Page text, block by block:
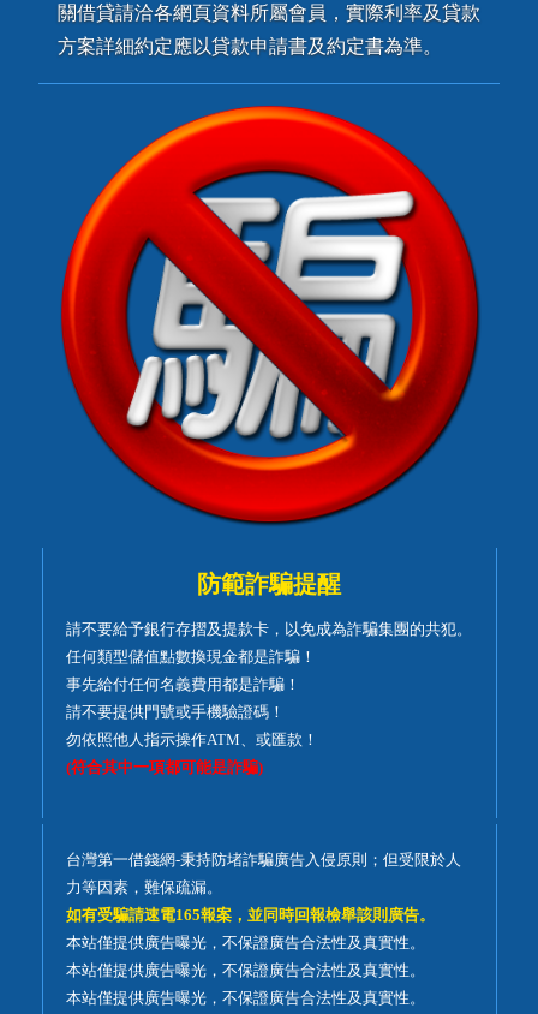
關借貸請洽各網頁資料所屬會員，實際利率及貸款
方案詳細約定應以貸款申請書及約定書為準。
防範詐騙提醒
請不要給予銀行存摺及提款卡，以免成為詐騙集團的共犯。
任何類型儲值點數換現金都是詐騙！
事先給付任何名義費用都是詐騙！
請不要提供門號或手機驗證碼！
勿依照他人指示操作ATM、或匯款！
(符合其中一項都可能是詐騙)
台灣第一借錢網-秉持防堵詐騙廣告入侵原則；但受限於人
力等因素，難保疏漏。
如有受騙請速電165報案，並同時回報檢舉該則廣告。
本站僅提供廣告曝光，不保證廣告合法性及真實性。
本站僅提供廣告曝光，不保證廣告合法性及真實性。
本站僅提供廣告曝光，不保證廣告合法性及真實性。